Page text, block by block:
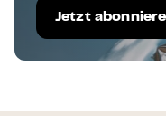
Jetzt